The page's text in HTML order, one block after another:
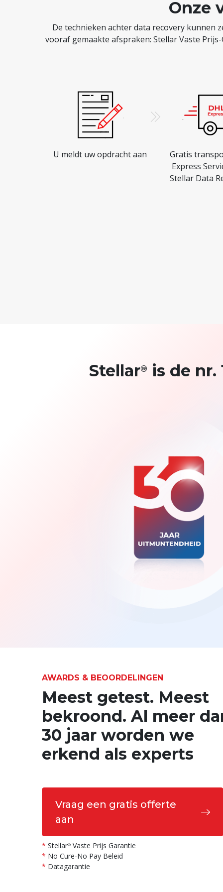
Onze
De technieken achter data recovery kunnen
vooraf gemaakte afspraken: Stellar Vaste
U meldt uw opdracht aan
Gratis
Express
Stellar Data
Stellar® is de
AWARDS & BEOORDELINGEN
Meest getest. Meest
bekroond. Al meer
30 jaar worden we
erkend als experts
Vraag een gratis offerte
aan
* Stellar®Vaste Prijs Garantie
* No Cure-No Pay Beleid
* Datagarantie
TechRadar
Stellar®Data Recovery is een
data recovery tools die we
met zeer aanpasbare